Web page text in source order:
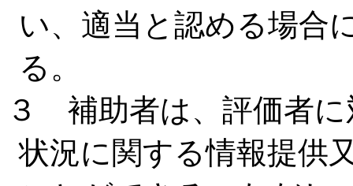
い、適当と認める場合
る。
３ 補助者は、評価者に
状況に関する情報提供